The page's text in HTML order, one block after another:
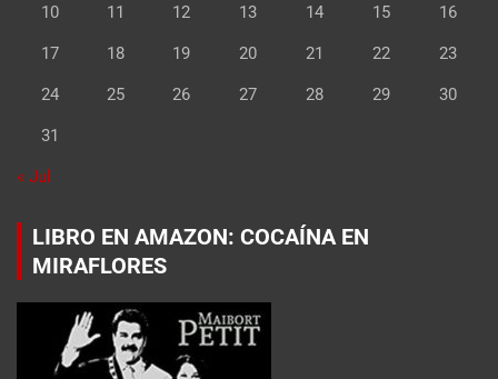
10 11 12 13 14 15 16
17 18 19 20 21 22 23
24 25 26 27 28 29 30
31
« Jul
LIBRO EN AMAZON: COCAÍNA EN
MIRAFLORES